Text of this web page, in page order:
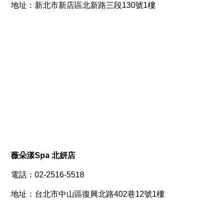
地址：新北市新店區北新路三段130號1樓
薇朵漾Spa 北妍店
電話：02-2516-5518
地址：台北市中山區復興北路402巷12號1樓